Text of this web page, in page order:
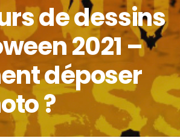
de dessins
2021 –
déposer
?